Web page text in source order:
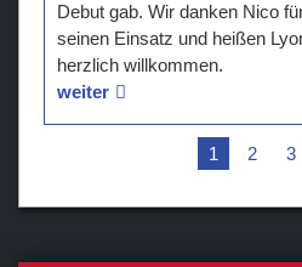
Debut gab. Wir danken Nico
seinen Einsatz und heißen
herzlich willkommen.
weiter
1 2 3